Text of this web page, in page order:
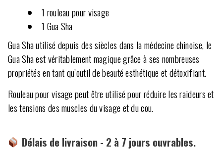
1 rouleau pour visage
1 Gua Sha
Gua Sha utilisé depuis des siècles dans la médecine chinoise, le
Gua Sha est véritablement magique grâce à ses nombreuses
propriétés en tant qu’outil de beauté esthétique et détoxifiant.
Rouleau pour visage peut être utilisé pour réduire les raideurs et
les tensions des muscles du visage et du cou.
Délais de livraison - 2 à 7 jours ouvrables.